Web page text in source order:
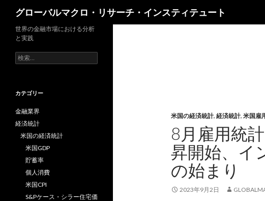
グローバルマクロ・リサーチ・インスティテュート
米国の経済統計, 経済統計, 米国雇
8月雇用統
昇開始、イ
の始まり
2023年9月2日
世界の金融市場における分析
と実践
検
索:
カテゴリー
金融業界
経済統計
米国の経済統計
米国GDP
貯蓄率
個人消費
米国CPI
S&Pケース・シラー住宅価